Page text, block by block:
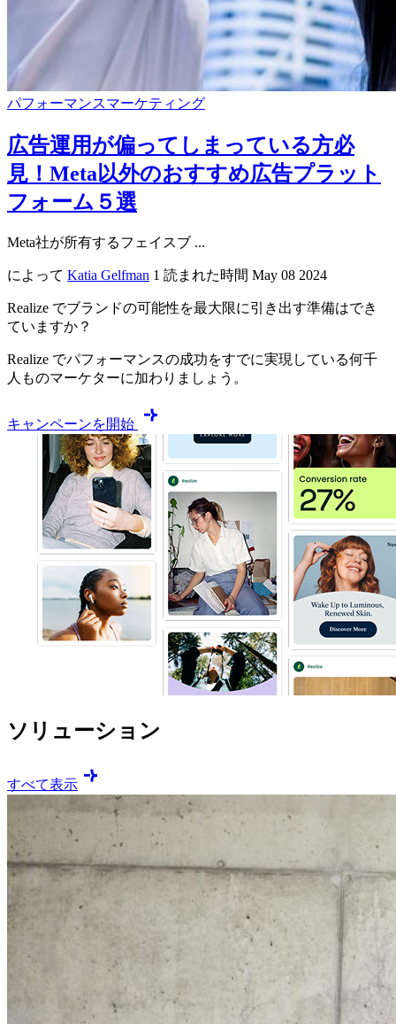
パフォーマンスマーケティング
広告運用が偏ってしまっている方必
見！Meta以外のおすすめ広告プラット
フォーム５選
Meta社が所有するフェイスブ ...
によって Katia Gelfman 1 読まれた時間 May 08 2024
Realize でブランドの可能性を最大限に引き出す準備はでき
ていますか？
Realize でパフォーマンスの成功をすでに実現している何千
人ものマーケターに加わりましょう。
キャンペーンを開始
ソリューション
すべて表示